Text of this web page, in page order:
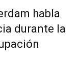
habla
durante la